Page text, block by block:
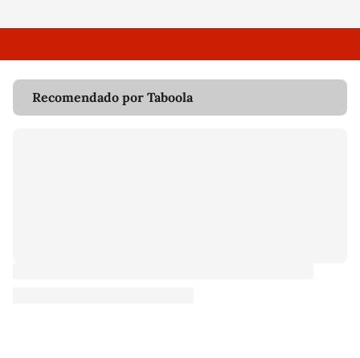
Recomendado por Taboola